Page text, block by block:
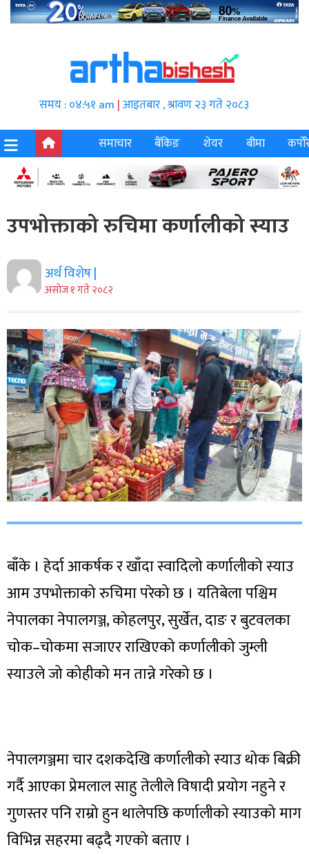
समय : ०४:५१ am |आइतबार , श्रावण २३ गते २०८३
समाचार
बैंकिङ शेयर बीमा
उपभोक्ताको रुचिमा कर्णालीको स्याउ
अर्थ विशेष |
असाेज १ गते २०८२
बाँके । हेर्दा आकर्षक र खाँदा स्वादिलो कर्णालीको स्याउ
आम उपभोक्ताको रुचिमा परेको छ । यतिबेला पश्चिम
नेपालका नेपालगञ्ज, कोहलपुर, सुर्खेत, दाङ र बुटवलका
चोक–चोकमा सजाएर राखिएको कर्णालीको जुम्ली
स्याउले जो कोहीको मन तान्ने गरेको छ ।
नेपालगञ्जमा चार दशकदेखि कर्णालीको स्याउ थोक बिक्री
गर्दै आएका प्रेमलाल साहु तेलीले विषादी प्रयोग नहुने र
गुणस्तर पनि राम्रो हुन थालेपछि कर्णालीको स्याउको माग
विभिन्न सहरमा बढ्दै गएको बताए ।